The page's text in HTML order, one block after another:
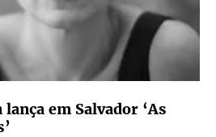
em Salvador ‘As